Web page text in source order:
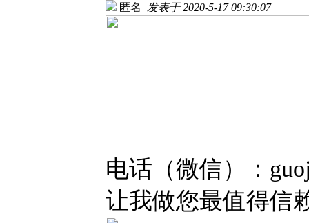
匿名 发表于 2020-5-17 09:30:07
电话（微信）：
让我做您最值得信